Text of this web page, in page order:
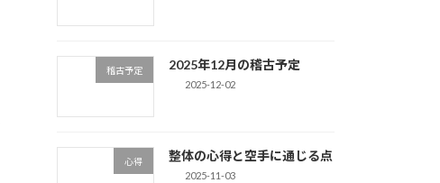
稽古予定 2025年12月の稽古予定
2025-12-02
心得 整体の心得と空手に通じる点
2025-11-03